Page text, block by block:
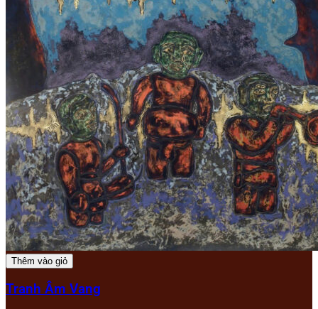
Thêm vào giỏ
Tranh Âm Vang